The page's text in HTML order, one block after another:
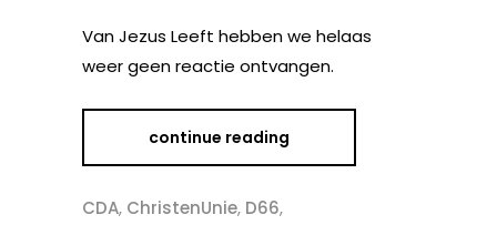
Van Jezus Leeft hebben we helaas
weer geen reactie ontvangen.
continue reading
CDA, ChristenUnie, D66,